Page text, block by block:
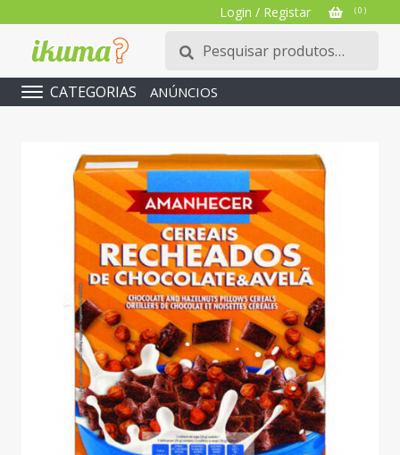
Login / Registar ( 0 )
Pesquisar
por:
Pesquisa
CATEGORIAS ANÚNCIOS